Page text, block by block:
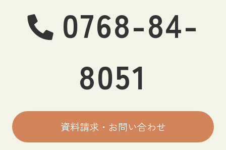
0768-84-
8051
資料請求・お問い合わせ